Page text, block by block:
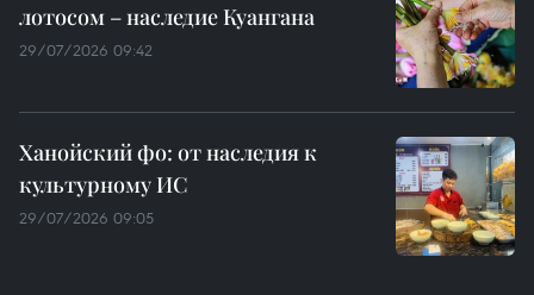
лотосом – наследие Куангана
29/07/2026 09:42
Ханойский фо: от наследия к
культурному ИС
29/07/2026 09:05